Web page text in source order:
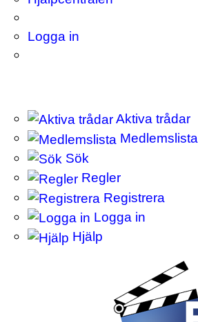
Logga in
Aktiva trådar
Medlemslista
Sök
Regler
Registrera
Logga in
Hjälp